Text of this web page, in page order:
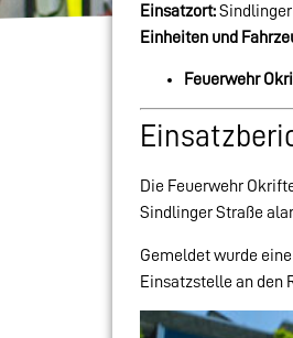
Einsatzort:
Einheiten und
Feuerwehr
Die Feuerwehr
Sindlinger Straße
Gemeldet wurde
Einsatzstelle an den